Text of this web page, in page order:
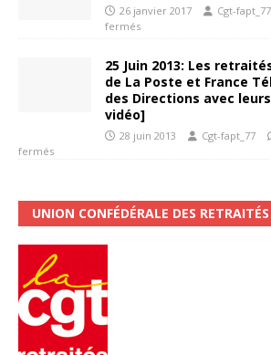
26 janvier 2017 Cgt-fapt_77
fermés
25 Juin 2013: Les
de La Poste et France
des Directions avec
vidéo]
28 juin 2013 Cgt-fapt_77
fermés
UNION CONFÉDÉRALE DES